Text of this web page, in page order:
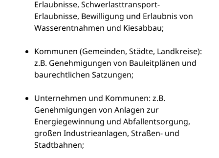
Erlaubnisse, Schwerlasttransport-
Erlaubnisse, Bewilligung und Erlaubnis von
Wasserentnahmen und Kiesabbau;
Kommunen (Gemeinden, Städte, Landkreise):
z.B. Genehmigungen von Bauleitplänen und
baurechtlichen Satzungen;
Unternehmen und Kommunen: z.B.
Genehmigungen von Anlagen zur
Energiegewinnung und Abfallentsorgung,
großen Industrieanlagen, Straßen- und
Stadtbahnen;